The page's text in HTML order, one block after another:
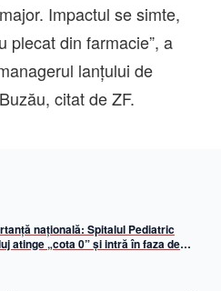
Impactul se simte,
plecat din farmacie”, a
lanţului de
citat de ZF.
națională: Spitalul Pediatric
atinge „cota 0” și intră în faza de